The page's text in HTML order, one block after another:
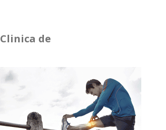
Clinica de
Fisioterapia